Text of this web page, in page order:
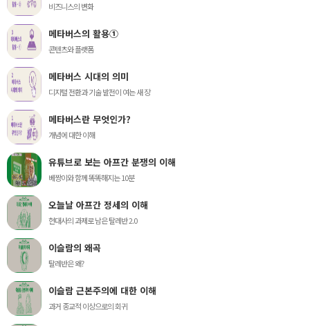
비즈니스의 변화
메타버스의 활용①
콘텐츠와 플랫폼
메타버스 시대의 의미
디지털 전환과 기술 발전이 여는 새 장
메타버스란 무엇인가?
개념에 대한 이해
유튜브로 보는 아프간 분쟁의 이해
베짱이와 함께 똑똑해지는 10분
오늘날 아프간 정세의 이해
현대사의 과제로 남은 탈레반 2.0
이슬람의 왜곡
탈레반은 왜?
이슬람 근본주의에 대한 이해
과거 종교적 이상으로의 회귀